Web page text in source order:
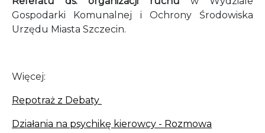
Gospodarki Komunalnej i Ochrony Środowiska
Urzędu Miasta Szczecin.
Więcej:
Repotraż z Debaty
Działania na psychikę kierowcy - Rozmowa